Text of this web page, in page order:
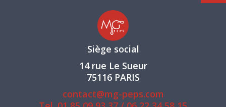
Siège social
14 rue Le Sueur
75116 PARIS
contact@mg-peps.com